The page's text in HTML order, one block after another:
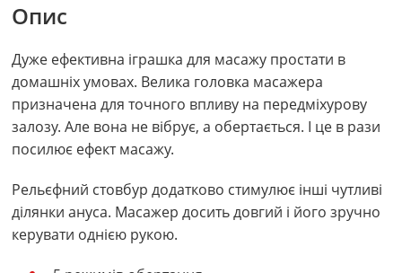
Опис
Дуже ефективна іграшка для масажу простати в
домашніх умовах. Велика головка масажера
призначена для точного впливу на передміхурову
залозу. Але вона не вібрує, а обертається. І це в рази
посилює ефект масажу.
Рельєфний стовбур додатково стимулює інші чутливі
ділянки ануса. Масажер досить довгий і його зручно
керувати однією рукою.